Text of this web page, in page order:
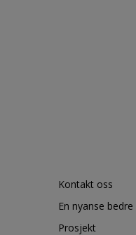
Kontakt oss
En nyanse bedre
Prosjekt